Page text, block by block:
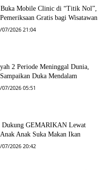
Mobile Clinic di “Titik Nol”,
Gratis bagi Wisatawan
07/2026 21:04
2 Periode Meninggal Dunia,
Duka Mendalam
07/2026 05:51
Lewat
Anak Suka Makan Ikan
07/2026 20:42